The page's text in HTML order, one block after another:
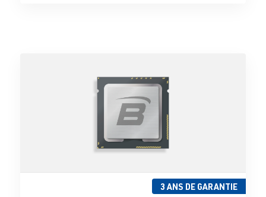
3 ANS DE GARANTIE